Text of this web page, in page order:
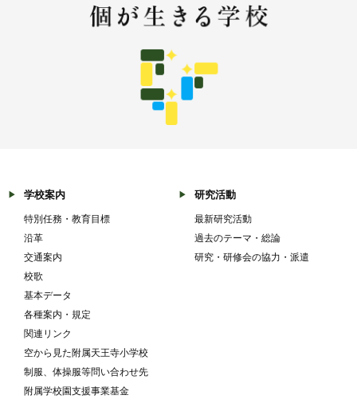
学校案内
特別任務・教育目標
沿革
交通案内
校歌
基本データ
各種案内・規定
関連リンク
空から見た附属天王寺小学校
制服、体操服等問い合わせ先
附属学校園支援事業基金
研究活動
最新研究活動
過去のテーマ・総論
研究・研修会の協力・派遣